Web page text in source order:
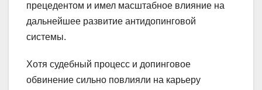
прецедентом и имел масштабное влияние на
дальнейшее развитие антидопинговой
системы.
Хотя судебный процесс и допинговое
обвинение сильно повлияли на карьеру